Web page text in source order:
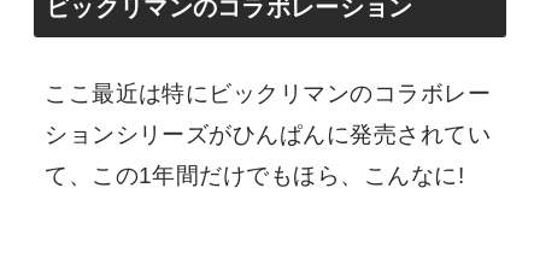
ビックリマンのコラボレーション
ここ最近は特にビックリマンのコラボレー
ションシリーズがひんぱんに発売されてい
て、この1年間だけでもほら、こんなに!